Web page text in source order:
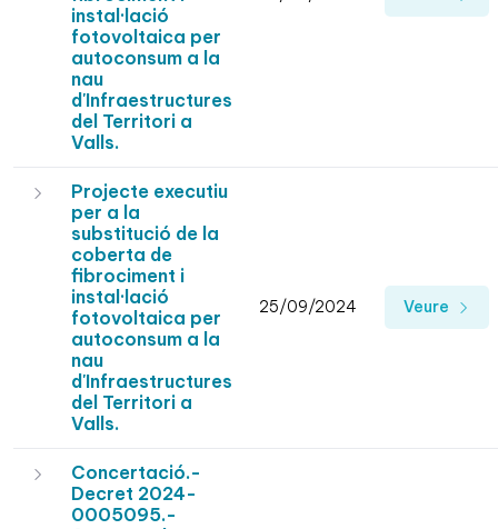
instal·lació
fotovoltaica per
autoconsum a la
nau
d'Infraestructures
del Territori a
Valls.
Projecte executiu
per a la
substitució de la
coberta de
fibrociment i
instal·lació
fotovoltaica per
autoconsum a la
nau
d'Infraestructures
del Territori a
Valls.
25/09/2024 Veure
Concertació.-
Decret 2024-
0005095.-